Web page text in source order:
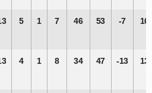
5 1 7 46 53 -7 16
4 1 8 34 47 -13 13